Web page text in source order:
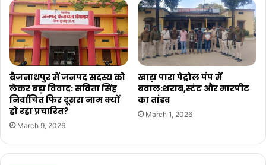
बैजनाथपुर में जनपद सदस्य को
लेकर बड़ा विवाद: सविता सिंह
निर्वाचित फिर दूसरा नाम क्यों
हो रहा प्रचारित?
March 9, 2026
खाड़ा पारा पेट्रोल पंप में
बवाल:शराब,स्टंट और मारपीट
का तांडव
March 1, 2026